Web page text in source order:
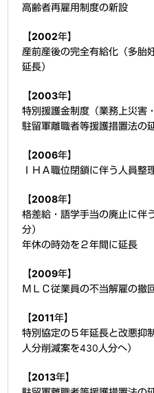
高齢者再雇用制度の新設
【2002年】
産前産後の完全有給化（多胎
延長）
【2003年】
特別援護金制度（業務上災害
駐留軍離職者等援護措置法の
【2006年】
ＩＨＡ職位閉鎖に伴う人員整
【2008年】
格差給・語学手当の廃止に伴
分）
年休の時効を２年間に延長
【2009年】
ＭＬＣ従業員の不当解雇の撤
【2011年】
特別協定の５年延長と改悪抑
人分削減案を430人分へ）
【2013年】